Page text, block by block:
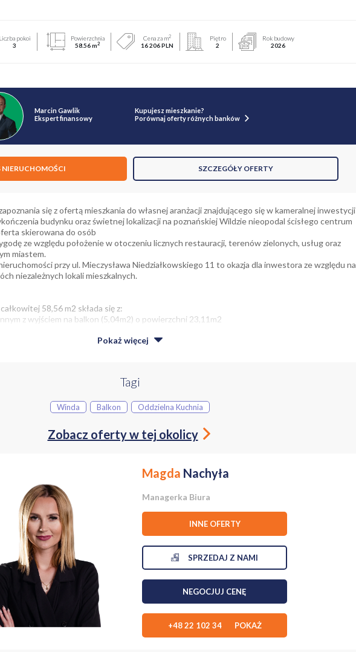
Liczba pokoi
3
Powierzchnia
58.56 m2
Cena za m2
16 206 PLN
Piętro
2
Rok budowy
2026
Marcin Gawlik
Ekspert finansowy
Kupujesz mieszkanie?
Porównaj oferty różnych banków
NIERUCHOMOŚCI SZCZEGÓŁY OFERTY
się z ofertą mieszkania do własnej aranżacji znajdującego się w kameralnej inwestycji
budynku oraz świetnej lokalizacji na poznańskiej Wildzie nieopodal ścisłego centrum
skierowana do osób
ze względu położenie w otoczeniu licznych restauracji, terenów zielonych, usług oraz
miastem.
przy ul. Mieczysława Niedziałkowskiego 11 to okazja dla inwestora ze względu na
niezależnych lokali mieszkalnych.
58,56 m2 składa się z:
z wyjściem na balkon (5,04m2) o powierzchni 23,11m2
(4,20m2) oraz klimatyzacją o powierzchni 10,37m2
dodatkowo płatne 60 tys. zł. zakup obligatoryjny
w odległości około 1000m (14 min)
Kawy w odległości około 190m (3 min)
250m (3 min)
w odległości około 350m (5 min)
około 350m (5 min)
około 400m (5 min)
około 400m (5 min)
około 400m (6 min)
w odległości około 450m
Pokaż więcej
Tagi
Winda Balkon Oddzielna Kuchnia
Zobacz oferty w tej okolicy
Magda Nachyła
Managerka Biura
INNE OFERTY
SPRZEDAJ Z NAMI
NEGOCJUJ CENĘ
+48 22 102 34 POKAŻ